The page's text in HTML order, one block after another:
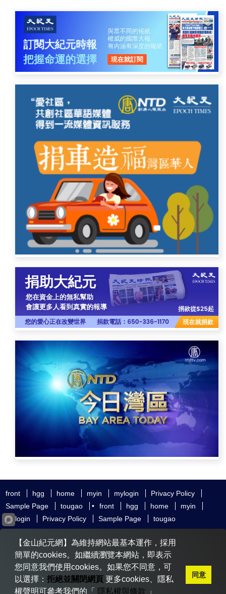
front hgg home myin mylogin
Privacy Policy
Sample Page
tougao • front hgg home
myin
mylogin
Privacy Policy Sample Page tougao
友好鏈接 追查國際 新唐人電視
神韻藝術團
大紀元時報
希望之聲 全球退黨服務中心 明慧網
無界網
【金山紀元網】為維持網站最基本運作，採用
簡單的cookies。如繼續瀏覽本網站，即表示
您同意我們使用cookies。如果您不同意，可
以選擇： 拒絕並關閉網頁更多cookies、隱私
權聲明可參考我們的「
隱私權與條款 」
同意